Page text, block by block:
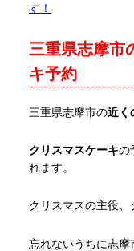
す！
三重県志摩市
キ予約
三重県志摩市の近く
クリスマスケーキの
れます。
クリスマスの主役
忘れないうちに志摩